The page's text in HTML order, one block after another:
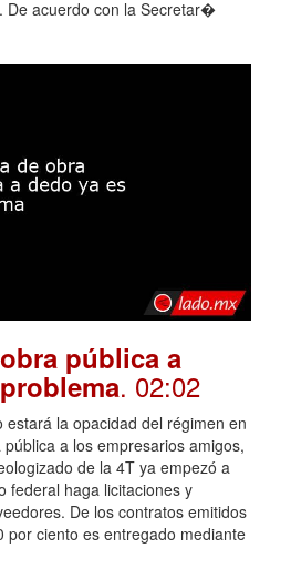
De acuerdo con la Secretar�
pública a
. 02:02
estará la opacidad del régimen en
a los empresarios amigos,
de la 4T ya empezó a
federal haga licitaciones y
De los contratos emitidos
por ciento es entregado mediante